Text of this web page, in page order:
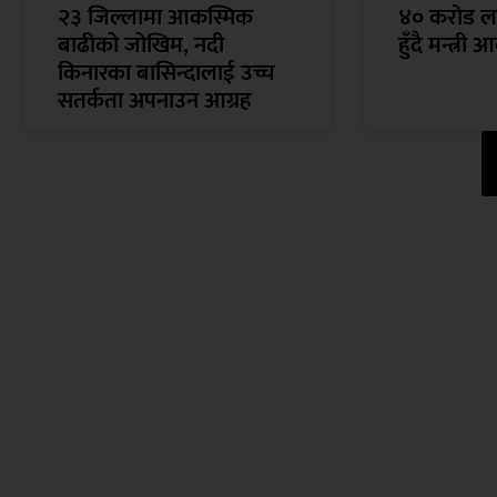
२३ जिल्लामा आकस्मिक
बाढीको जोखिम, नदी
किनारका बासिन्दालाई उच्च
सतर्कता अपनाउन आग्रह
४० करोड
हुँदै मन्त्री